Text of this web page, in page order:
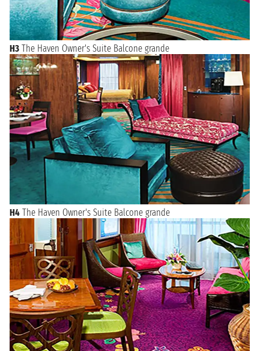
H3 The Haven Owner's Suite Balcone grande
H4 The Haven Owner's Suite Balcone grande